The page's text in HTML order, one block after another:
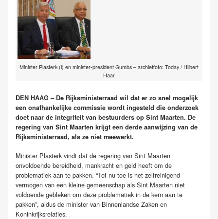
Minister Plasterk (l) en minister-president Gumbs – archieffoto: Today / Hilbert
Haar
DEN HAAG – De Rijksministerraad wil dat er zo snel mogelijk
een onafhankelijke commissie wordt ingesteld die onderzoek
doet naar de integriteit van bestuurders op Sint Maarten. De
regering van Sint Maarten krijgt een derde aanwijzing van de
Rijksministerraad, als ze niet meewerkt.
Minister Plasterk vindt dat de regering van Sint Maarten
onvoldoende bereidheid, mankracht en geld heeft om de
problematiek aan te pakken. “Tot nu toe is het zelfreinigend
vermogen van een kleine gemeenschap als Sint Maarten niet
voldoende gebleken om deze problematiek in de kern aan te
pakken”, aldus de minister van Binnenlandse Zaken en
Koninkrijksrelaties.